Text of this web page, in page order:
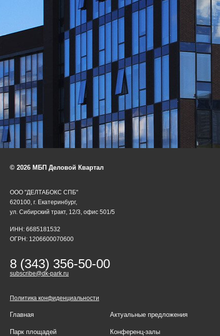
© 2026 МБП Деловой Квартал
ООО "ДЕЛТАБОКС СПБ"
620100, г. Екатеринбург,
ул. Сибирский тракт, 12/3, офис 501/5
ИНН: 6685181532
ОГРН: 1206600070600
8 (343) 356-50-00
subscribe@dk-park.ru
Политика конфиденциальности
Главная Актуальные предложения
Парк площадей Конференц-залы